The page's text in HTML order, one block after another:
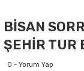
BİSAN
ŞEHİR TUR
0 - Yorum Yap